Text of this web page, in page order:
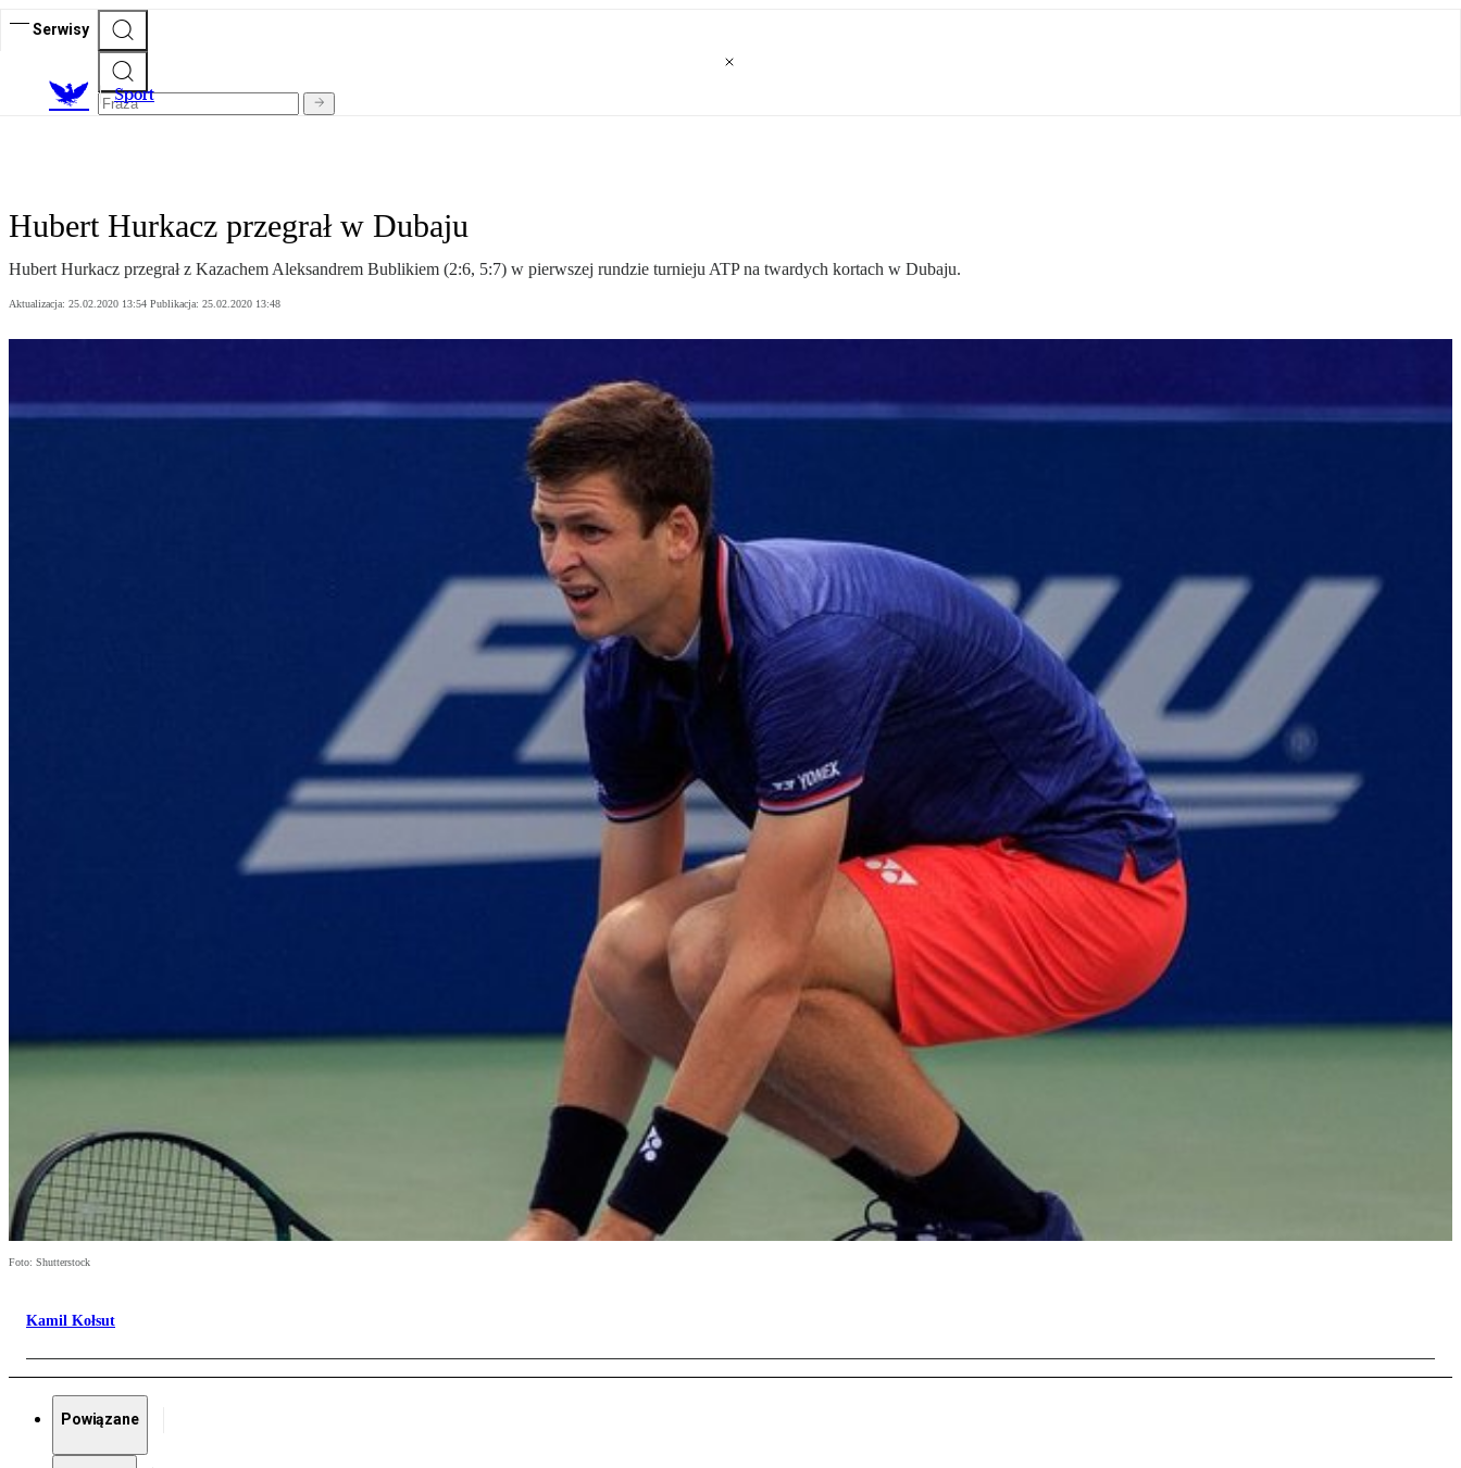
Serwisy
Sport
Hubert Hurkacz przegrał w Dubaju
Hubert Hurkacz przegrał z Kazachem Aleksandrem Bublikiem (2:6, 5:7) w pierwszej rundzie turnieju ATP na twardych kortach w Dubaju.
Aktualizacja: 25.02.2020 13:54 Publikacja: 25.02.2020 13:48
Foto: Shutterstock
Kamil Kołsut
Powiązane